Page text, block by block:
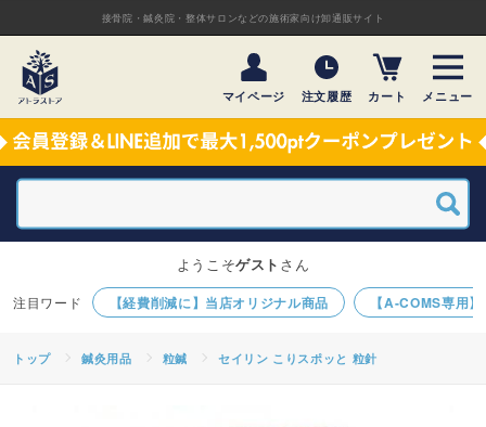
接骨院・鍼灸院・整体サロンなどの施術家向け卸通販サイト
マイページ 注文履歴 カート メニュー
【経費削減に】当店オリジナル商品 【A-COMS専用
ようこそゲスト さん
トップ 鍼灸用品 粒鍼 セイリン こりスポッと 粒針